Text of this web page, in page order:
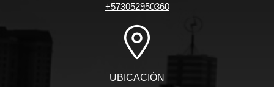
+573052950360
UBICACIÓN